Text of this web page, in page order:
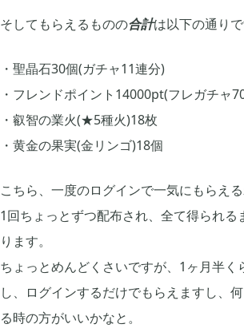
そしてもらえるものの合計は以下の通りで
聖晶石30個(ガチャ11連分)
フレンドポイント14000pt(フレガチャ
叡智の業火(★5種火)18枚
黄金の果実(金リンゴ)18個
こちら、一度のログインで一気にもらえ
1回ちょっとずつ配布され、全て得られる
ります。
ちょっとめんどくさいですが、1ヶ月半く
し、ログインするだけでもらえますし、
る時の方がいいかなと。
2024年07月
2024年04月
2024年03月
2023年10月
2023年08月